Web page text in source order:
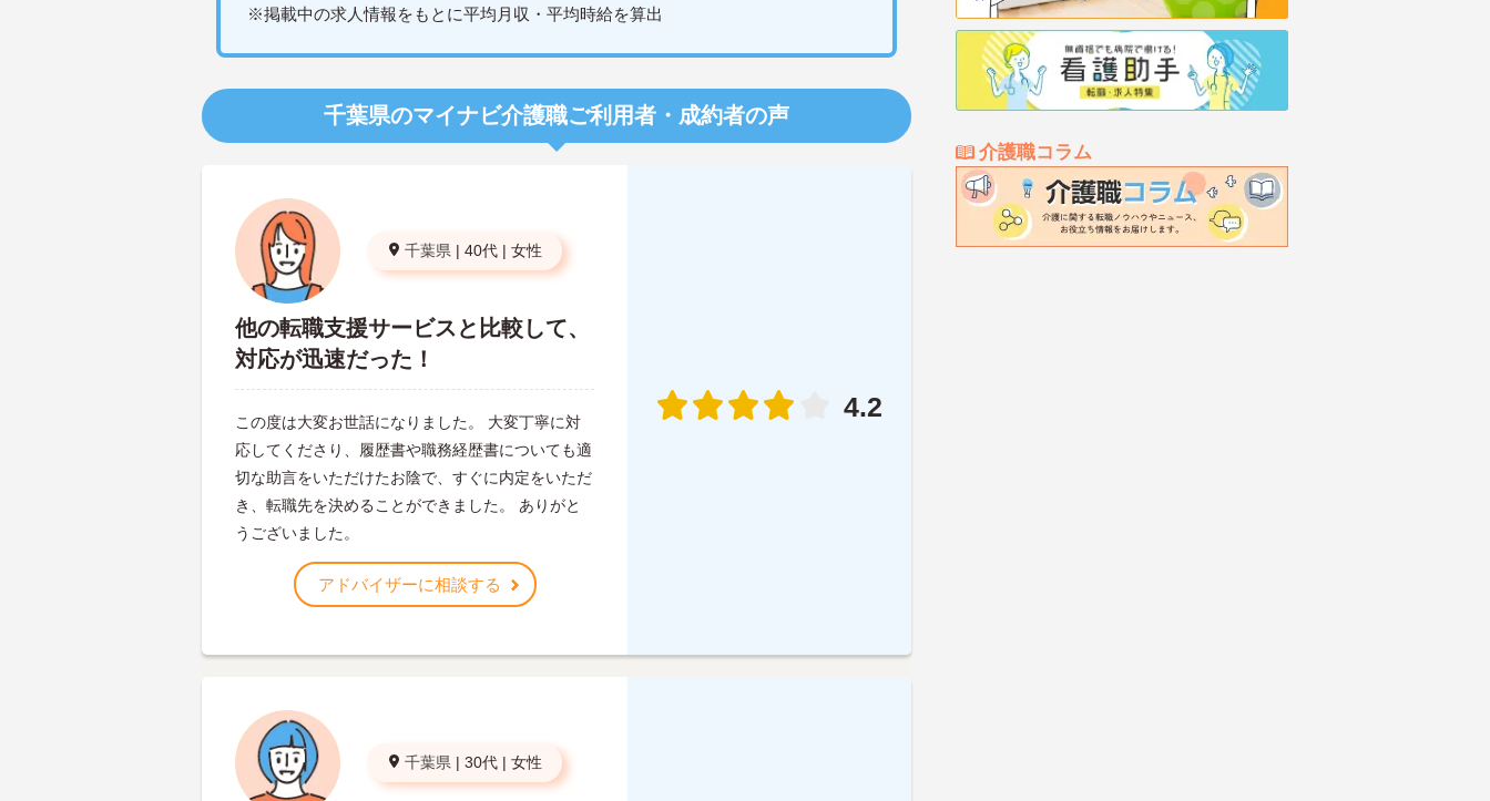
介護職コラム
※掲載中の求人情報をもとに平均月収・平均時給を算出
千葉県のマイナビ介護職ご利用者・成約者の声
千葉県 | 40代 | 女性
他の転職支援サービスと比較して、
対応が迅速だった！
この度は大変お世話になりました。 大変丁寧に対
応してくださり、履歴書や職務経歴書についても適
切な助言をいただけたお陰で、すぐに内定をいただ
き、転職先を決めることができました。 ありがと
うございました。
アドバイザーに相談する
4.2
千葉県 | 30代 | 女性